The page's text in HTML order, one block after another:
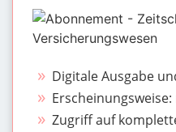
Digitale Ausgabe
Zugriff auf